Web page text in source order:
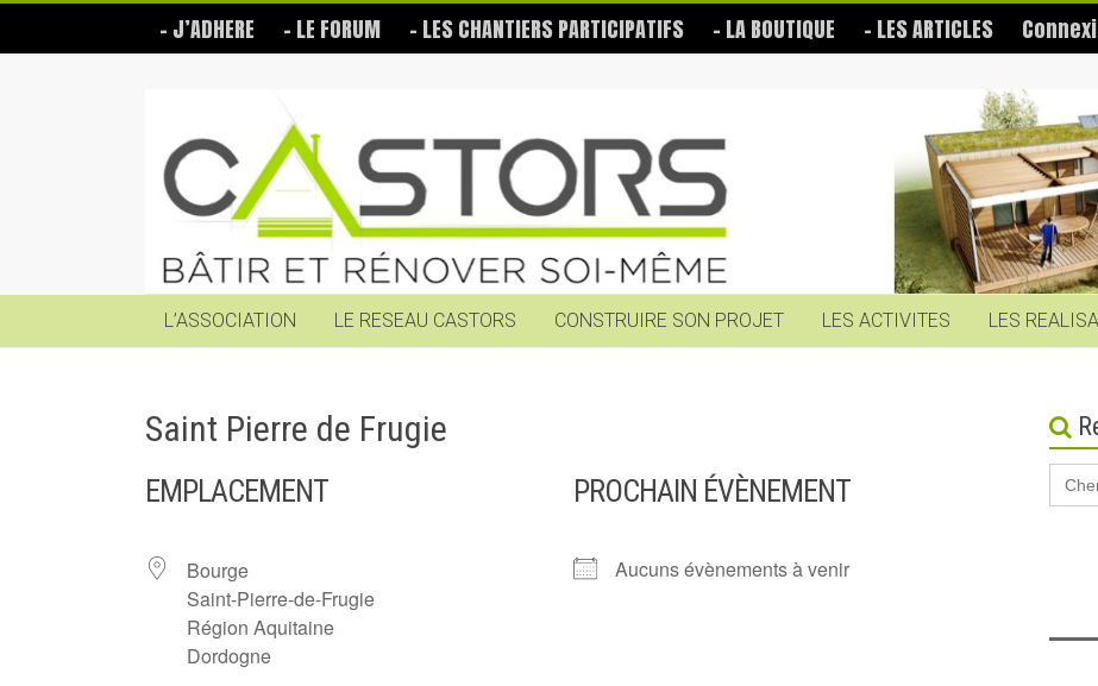
content
– J’ADHERE – LE FORUM – LES CHANTIERS PARTICIPATIFS – LA BOUTIQUE – LES ARTICLES
Castors
Bâtir
soi-
même
L’ASSOCIATION
LE RESEAU CASTORS CONSTRUIRE SON PROJET LES ACTIVITES LES
Saint Pierre de Frugie
EMPLACEMENT
Bourge
Saint-Pierre-de-Frugie
Région Aquitaine
Dordogne
PROCHAIN ÉVÈNEMENT
Aucuns évènements à venir
for: